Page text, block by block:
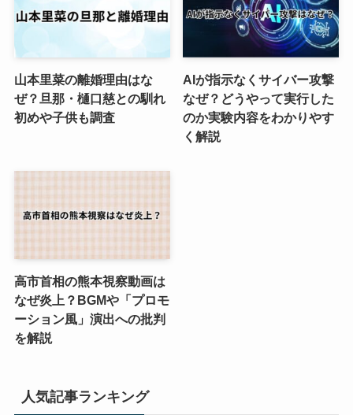
山本里菜の離婚理由はな
ぜ？旦那・樋口慈との馴れ
初めや子供も調査
AIが指示なくサイバー攻撃
なぜ？どうやって実行した
のか実験内容をわかりやす
く解説
高市首相の熊本視察動画は
なぜ炎上？BGMや「プロモ
ーション風」演出への批判
を解説
人気記事ランキング